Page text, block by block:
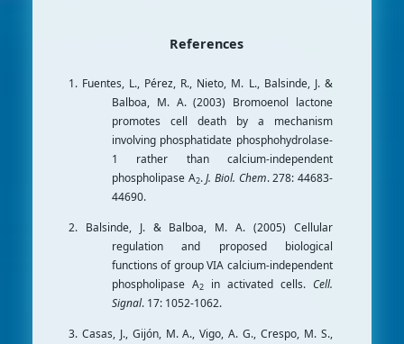
References
1. Fuentes, L., Pérez, R., Nieto, M. L., Balsinde, J. &
Balboa, M. A. (2003) Bromoenol lactone
promotes cell death by a mechanism
involving phosphatidate phosphohydrolase-
1 rather than calcium-independent
phospholipase A2.J. Biol. Chem. 278: 44683-
44690.
2. Balsinde, J. & Balboa, M. A. (2005) Cellular
regulation and proposed biological
functions of group VIA calcium-independent
phospholipase A2in activated cells. Cell.
Signal. 17: 1052-1062.
3. Casas, J., Gijón, M. A., Vigo, A. G., Crespo, M. S.,